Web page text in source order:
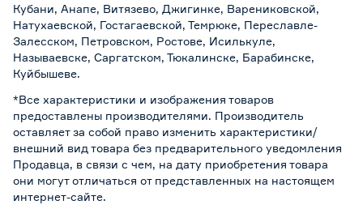
Кубани, Анапе, Витязево, Джигинке, Варениковской,
Натухаевской, Гостагаевской, Темрюке, Переславле-
Залесском, Петровском, Ростове, Исилькуле,
Называевске, Саргатском, Тюкалинске, Барабинске,
Куйбышеве.
*Все характеристики и изображения товаров
предоставлены производителями. Производитель
оставляет за собой право изменить характеристики/
внешний вид товара без предварительного уведомления
Продавца, в связи с чем, на дату приобретения товара
они могут отличаться от представленных на настоящем
интернет-сайте.